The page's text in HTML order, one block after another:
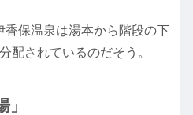
香保温泉は湯本から階段の下
配されているのだそう。